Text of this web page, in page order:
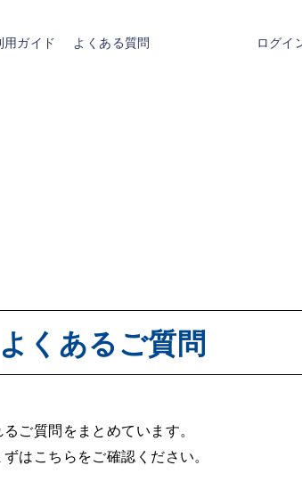
ログイ
用ガイド よくある質問
よくあるご質問
ご質問をまとめています。
はこちらをご確認ください。